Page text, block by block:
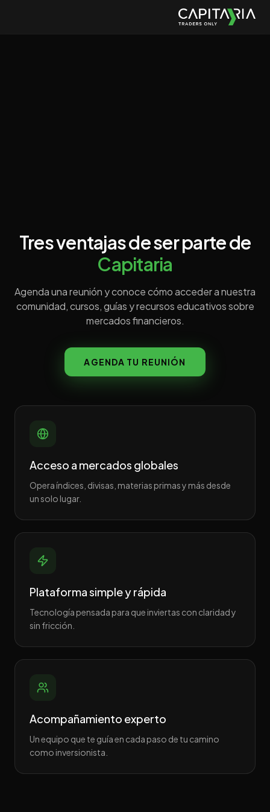
Tres ventajas de ser parte de
Capitaria
Agenda una reunión y conoce cómo acceder a nuestra
comunidad, cursos, guías y recursos educativos sobre
mercados financieros.
AGENDA TU REUNIÓN
Acceso a mercados globales
Opera índices, divisas, materias primas y más desde
un solo lugar.
Plataforma simple y rápida
Tecnología pensada para que inviertas con claridad y
sin fricción.
Acompañamiento experto
Un equipo que te guía en cada paso de tu camino
como inversionista.